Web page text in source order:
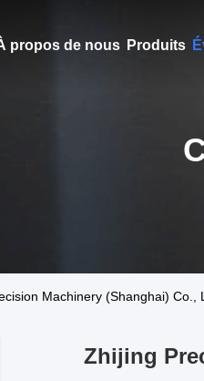
propos de nous Produits
Machinery (Shanghai)
Zhijing